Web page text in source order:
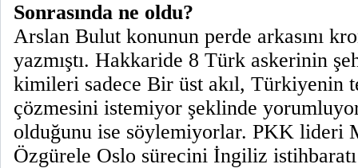
Sonrasında ne oldu?
Arslan Bulut konunun perde arkasını
yazmıştı. Hakkaride 8 Türk askerinin
kimileri sadece Bir üst akıl, Türkiyenin
çözmesini istemiyor şeklinde
olduğunu ise söylemiyorlar. PKK lideri
Özgürele Oslo sürecini İngiliz